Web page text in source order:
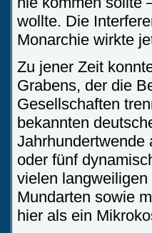
wollte. Die
Monarchie wirkte
Zu jener Zeit
Grabens, der die
Gesellschaften
bekannten
Jahrhundertwende
oder fünf
vielen
Mundarten sowie
hier als ein